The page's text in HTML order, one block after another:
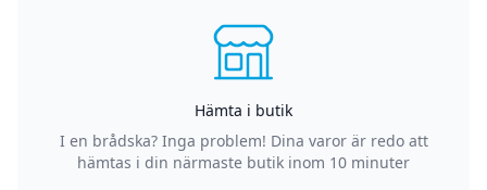
Hämta i butik
I en brådska? Inga problem! Dina varor är redo att
hämtas i din närmaste butik inom 10 minuter